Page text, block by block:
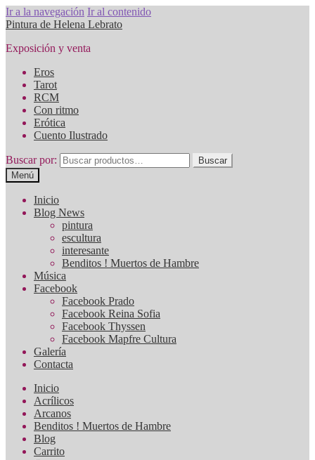
Ir a la navegación Ir al contenido
Pintura de Helena Lebrato
Exposición y venta
Eros
Tarot
RCM
Con ritmo
Erótica
Cuento Ilustrado
Buscar por:
Buscar
Menú
Inicio
Blog News
pintura
escultura
interesante
Benditos ! Muertos de Hambre
Música
Facebook
Facebook Prado
Facebook Reina Sofia
Facebook Thyssen
Facebook Mapfre Cultura
Galería
Contacta
Inicio
Acrílicos
Arcanos
Benditos ! Muertos de Hambre
Blog
Carrito